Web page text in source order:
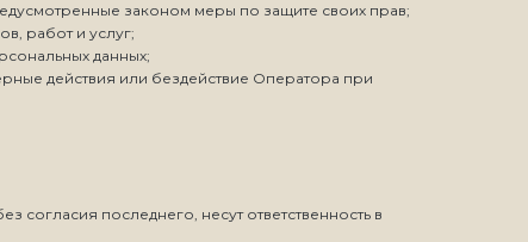
законом меры по защите своих прав;
работ и услуг;
данных;
действия или бездействие Оператора при
последнего, несут ответственность в